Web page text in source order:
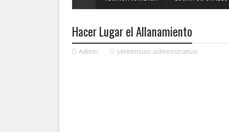
Hacer Lugar el Allanamiento
Admin sentencias-administrativo